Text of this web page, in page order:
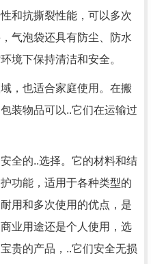
和抗撕裂性能，可以多次
气泡袋还具有防尘、防水
境下保持清洁和安全。
，也适合家庭使用。在搬
装物品可以..它们在运输过
全的..选择。它的材料和结
功能，适用于各种类型的
用和多次使用的优点，是
业用途还是个人使用，选
贵的产品，..它们安全无损